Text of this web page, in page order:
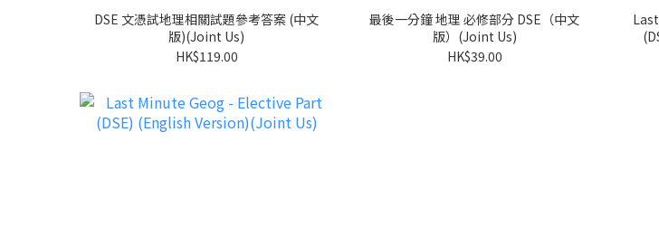
DSE 文憑試地理相關試題參考答案 (中文
版)(Joint Us)
HK$119.00
最後一分鐘 地理 必修部分 DSE（中文
版）(Joint Us)
HK$39.00